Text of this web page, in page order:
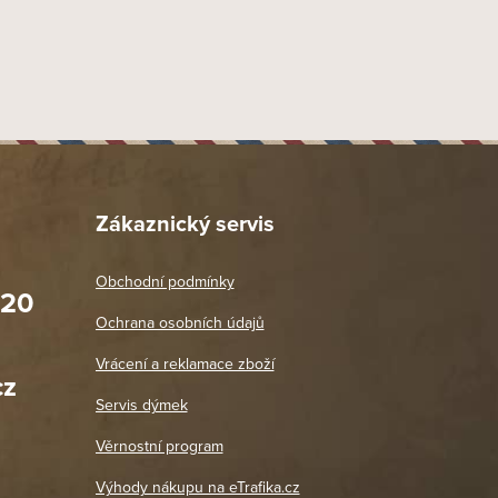
Jaromír
Prodejna Praha 2
Po: 11:00 - 18:00
So, Ne: Zavřeno
DETAIL POBOČKY
Zákaznický servis
Obchodní podmínky
Ochrana osobních údajů
Vrácení a reklamace zboží
Servis dýmek
Věrnostní program
Výhody nákupu na eTrafika.cz